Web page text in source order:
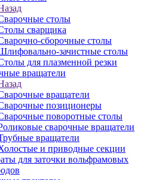
столы
сварщика
сборочные столы
зачистные столы
для плазменной резки
вращатели
вращатели
позиционеры
поворотные столы
сварочные вращатели
вращатели
и приводные секции
для заточки вольфрамовых